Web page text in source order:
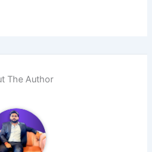
The Author